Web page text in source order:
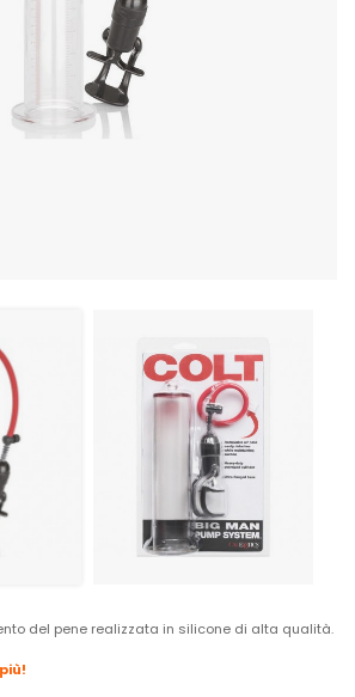
del pene realizzata in silicone di alta qualità.